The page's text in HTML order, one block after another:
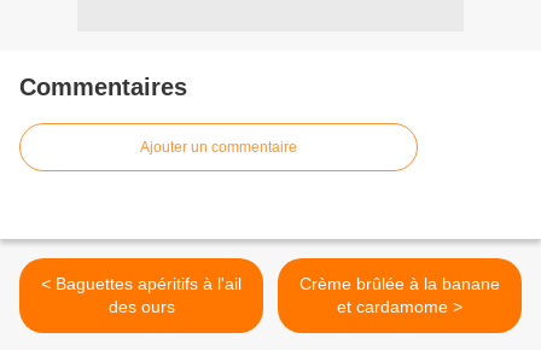
Commentaires
Ajouter un commentaire
< Baguettes apéritifs à l'ail
des ours
Crème brûlée à la banane
et cardamome >